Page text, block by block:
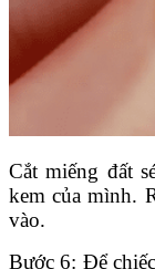
Cắt miếng đất
kem của mình.
vào.
Bước 6: Để